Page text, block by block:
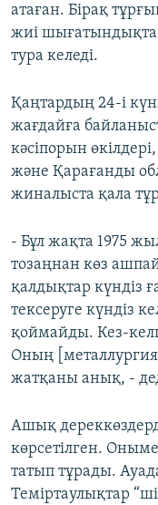
атаған. Бірақ
жиі
тура келеді.
Қаңтардың 24-і
жағдайға
кәсіпорын
және Қарағанды
жиналыста қала
- Бұл жақта 1975
тозаңнан көз
қалдықтар күндіз
тексеруге күндіз
қоймайды. Кез-
Оның
жатқаны анық, -
Ашық
көрсетілген.
татып тұрады.
Теміртаулықтар